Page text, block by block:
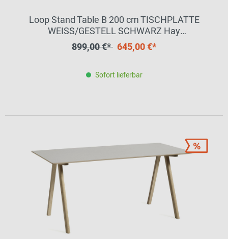
Loop Stand Table B 200 cm TISCHPLATTE
WEISS/GESTELL SCHWARZ Hay
EINZELSTÜCK
899,00 €* 645,00 €*
Sofort lieferbar